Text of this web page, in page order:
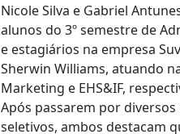
Nicole Silva e Gabriel
alunos do 3º semestre de
e estagiários na empresa
Sherwin Williams, atuando
Marketing e EHS&IF,
Após passarem por diversos
seletivos, ambos destacam